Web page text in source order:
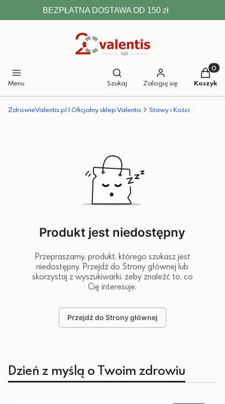
BEZPŁATNA DOSTAWA OD 150 zł
Menu
Otwórz wyszukiwarkę
Szukaj Zaloguj się Koszyk
ZdrowieValentis.pl | Oficjalny sklep Valentis Stawy i Kości
Produkt jest niedostępny
Przepraszamy, produkt, którego szukasz jest
niedostępny. Przejdź do Strony głównej lub
skorzystaj z wyszukiwarki, żeby znaleźć to, co
Cię interesuje.
Przejdź do Strony głównej
Dzień z myślą o Twoim zdrowiu